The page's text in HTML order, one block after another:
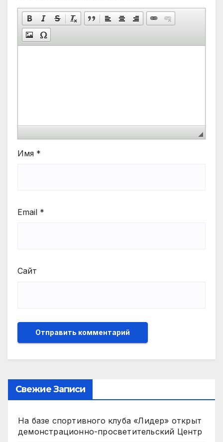
Имя *
Email *
Сайт
Свежие Записи
На базе спортивного клуба «Лидер» открыт
демонстрационно-просветительский Центр